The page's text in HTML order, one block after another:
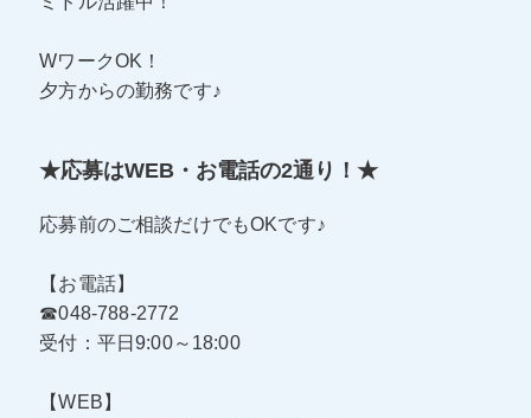
WワークOK！
夕方からの勤務です♪
★応募はWEB・お電話の2通り！★
応募前のご相談だけでもOKです♪
【お電話】
☎048-788-2772
受付：平日9:00～18:00
【WEB】